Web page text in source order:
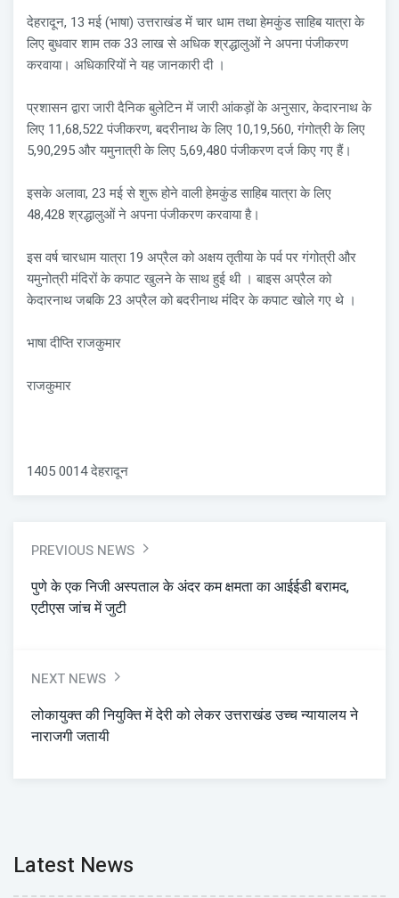
देहरादून, 13 मई (भाषा) उत्तराखंड में चार धाम तथा हेमकुंड साहिब यात्रा के
लिए बुधवार शाम तक 33 लाख से अधिक श्रद्धालुओं ने अपना पंजीकरण
करवाया। अधिकारियों ने यह जानकारी दी ।
प्रशासन द्वारा जारी दैनिक बुलेटिन में जारी आंकड़ों के अनुसार, केदारनाथ के
लिए 11,68,522 पंजीकरण, बदरीनाथ के लिए 10,19,560, गंगोत्री के लिए
5,90,295 और यमुनात्री के लिए 5,69,480 पंजीकरण दर्ज किए गए हैं।
इसके अलावा, 23 मई से शुरू होने वाली हेमकुंड साहिब यात्रा के लिए
48,428 श्रद्धालुओं ने अपना पंजीकरण करवाया है।
इस वर्ष चारधाम यात्रा 19 अप्रैल को अक्षय तृतीया के पर्व पर गंगोत्री और
यमुनोत्री मंदिरों के कपाट खुलने के साथ हुई थी । बाइस अप्रैल को
केदारनाथ जबकि 23 अप्रैल को बदरीनाथ मंदिर के कपाट खोले गए थे ।
भाषा दीप्ति राजकुमार
राजकुमार
1405 0014 देहरादून
PREVIOUS NEWS
पुणे के एक निजी अस्पताल के अंदर कम क्षमता का आईईडी बरामद,
एटीएस जांच में जुटी
NEXT NEWS
लोकायुक्त की नियुक्ति में देरी को लेकर उत्तराखंड उच्च न्यायालय ने
नाराजगी जतायी
Latest News